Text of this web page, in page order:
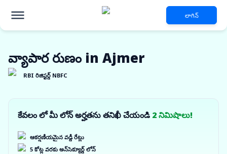
లాగిన్
వ్యాపార రుణం in Ajmer
RBI రిజిస్టర్డ్ NBFC
కేవలం లో మీ లోన్ అర్హతను తనిఖీ చేయండి 2 నిమిషాలు!
ఆకర్షణీయమైన వడ్డీ రేట్లు
5 కోట్ల వరకు అన్‌సెక్యూర్డ్ లోన్